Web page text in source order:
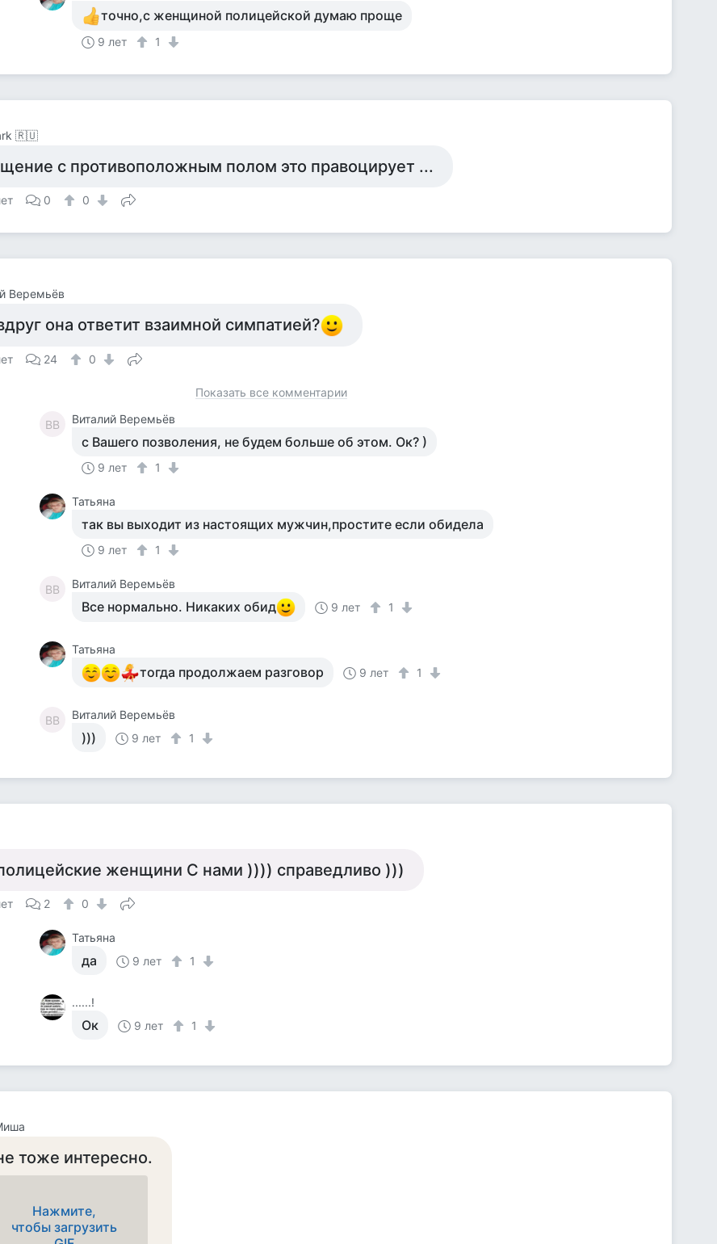
точно,с женщиной полицейской думаю проще
9 лет 1
🇷🇺
с противоположным полом это правоцирует ...
0 0
Веремьёв
она ответит взаимной симпатией?
24 0
Показать все комментарии
ВВ Виталий Веремьёв
с Вашего позволения, не будем больше об этом. Ок? )
9 лет 1
Татьяна
так вы выходит из настоящих мужчин,простите если обидела
9 лет 1
ВВ Виталий Веремьёв
Все нормально. Никаких обид 9 лет 1
Татьяна
тогда продолжаем разговор 9 лет 1
ВВ Виталий Веремьёв
))) 9 лет 1
женщини С нами )))) справедливо )))
2 0
Татьяна
да 9 лет 1
......!
Ок 9 лет 1
тоже интересно.
Нажмите,
чтобы загрузить